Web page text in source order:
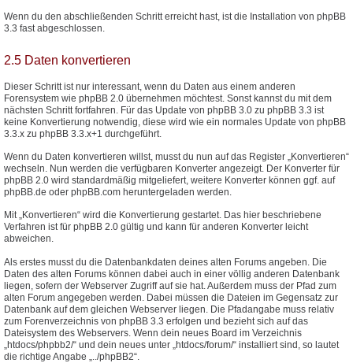
Wenn du den abschließenden Schritt erreicht hast, ist die Installation von phpBB
3.3 fast abgeschlossen.
2.5 Daten konvertieren
Dieser Schritt ist nur interessant, wenn du Daten aus einem anderen
Forensystem wie phpBB 2.0 übernehmen möchtest. Sonst kannst du mit dem
nächsten Schritt fortfahren. Für das Update von phpBB 3.0 zu phpBB 3.3 ist
keine Konvertierung notwendig, diese wird wie ein normales Update von phpBB
3.3.x zu phpBB 3.3.x+1 durchgeführt.
Wenn du Daten konvertieren willst, musst du nun auf das Register „Konvertieren“
wechseln. Nun werden die verfügbaren Konverter angezeigt. Der Konverter für
phpBB 2.0 wird standardmäßig mitgeliefert, weitere Konverter können ggf. auf
phpBB.de oder phpBB.com heruntergeladen werden.
Mit „Konvertieren“ wird die Konvertierung gestartet. Das hier beschriebene
Verfahren ist für phpBB 2.0 gültig und kann für anderen Konverter leicht
abweichen.
Als erstes musst du die Datenbankdaten deines alten Forums angeben. Die
Daten des alten Forums können dabei auch in einer völlig anderen Datenbank
liegen, sofern der Webserver Zugriff auf sie hat. Außerdem muss der Pfad zum
alten Forum angegeben werden. Dabei müssen die Dateien im Gegensatz zur
Datenbank auf dem gleichen Webserver liegen. Die Pfadangabe muss relativ
zum Forenverzeichnis von phpBB 3.3 erfolgen und bezieht sich auf das
Dateisystem des Webservers. Wenn dein neues Board im Verzeichnis
„htdocs/phpbb2/“ und dein neues unter „htdocs/forum/“ installiert sind, so lautet
die richtige Angabe „../phpBB2“.